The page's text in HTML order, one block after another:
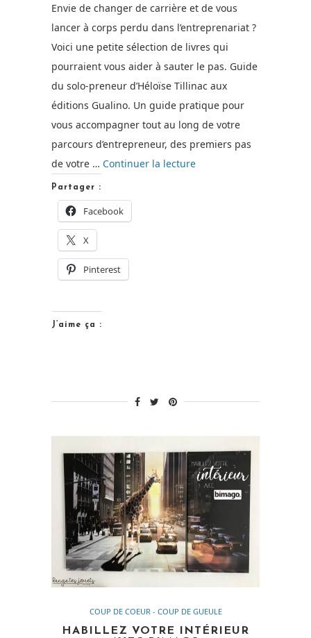
Envie de changer de carrière et de vous
lancer à corps perdu dans l’entreprenariat ?
Voici une petite sélection de livres qui
pourraient vous aider à sauter le pas. Guide
du solo-preneur d’Héloïse Tillinac aux
éditions Gualino. Un guide pratique pour
vous accompagner tout au long de votre
parcours d’entrepreneur, des premiers pas
de votre … Continuer la lecturede
Partager :
Facebook
X
Pinterest
J’aime ça :
COUP DE COEUR - COUP DE GUEULE
HABILLEZ VOTRE INTÉRIEUR